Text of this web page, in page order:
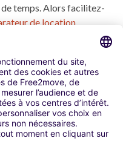
temps. Alors facilitez-
de location
toutes les
des propositions